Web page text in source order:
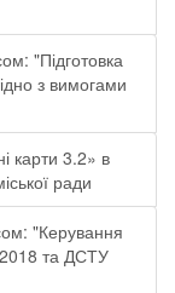
"Підготовка
з вимогами
карти 3.2» в
ради
"Керування
та ДСТУ